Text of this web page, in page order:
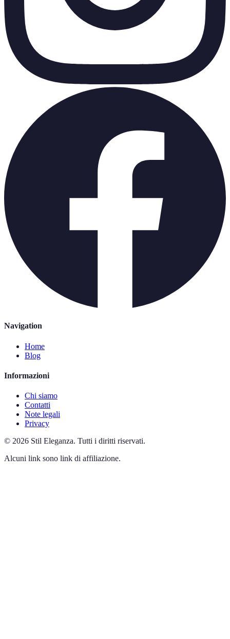
Navigation
Home
Blog
Informazioni
Chi siamo
Contatti
Note legali
Privacy
© 2026 Stil Eleganza. Tutti i diritti riservati.
Alcuni link sono link di affiliazione.